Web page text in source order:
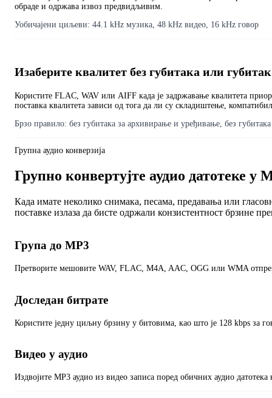
обраде и одржава извоз предвидљивим.
Уобичајени циљеви: 44.1 kHz музика, 48 kHz видео, 16 kHz говор
Изаберите квалитет без губитака или губитак
Користите FLAC, WAV или AIFF када је задржавање квалитета
поставка квалитета зависи од тога да ли су складиштење,
Брзо правило: без губитака за архивирање и уређивање, без
Групна аудио конверзија
Групно конвертујте аудио датотеке у
Када имате неколико снимака, песама, предавања или
поставке излаза да бисте одржали конзистентност брзине
Група до MP3
Претворите мешовите WAV, FLAC, M4A, AAC, OGG или WMA
Доследан битрате
Користите једну циљну брзину у битовима, као што је 128 kbps за
Видео у аудио
Издвојите MP3 аудио из видео записа поред обичних аудио